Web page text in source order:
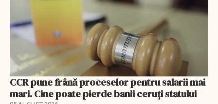
CCR pune frână proceselor pentru salarii mai
mari. Cine poate pierde banii ceruți statului